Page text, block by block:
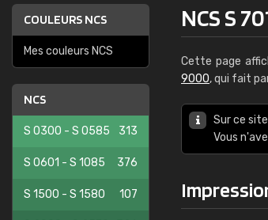
COULEURS NCS
Mes couleurs NCS
NCS
S 0300 - S 0585 313
S 0601 - S 1085 376
S 1500 - S 1580 107
NCS S
Cette page
9000, qui fait
Sur ce
Vous